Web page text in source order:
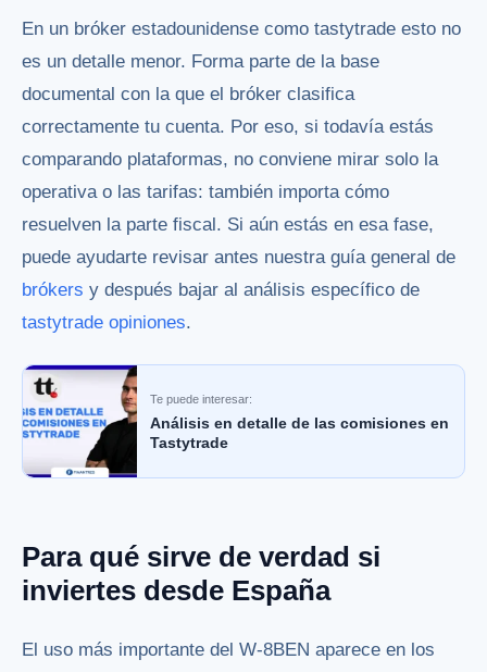
En un bróker estadounidense como tastytrade esto no
es un detalle menor. Forma parte de la base
documental con la que el bróker clasifica
correctamente tu cuenta. Por eso, si todavía estás
comparando plataformas, no conviene mirar solo la
operativa o las tarifas: también importa cómo
resuelven la parte fiscal. Si aún estás en esa fase,
puede ayudarte revisar antes nuestra guía general de
brókers y después bajar al análisis específico de
tastytrade opiniones.
Te puede interesar:
Análisis en detalle de las comisiones en
Tastytrade
Para qué sirve de verdad si
inviertes desde España
El uso más importante del W-8BEN aparece en los